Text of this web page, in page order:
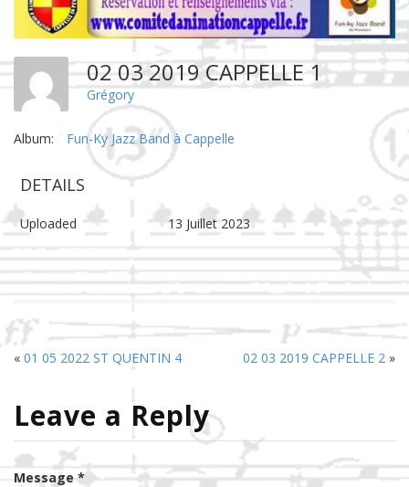
02 03 2019 CAPPELLE 1
Grégory
Album: Fun-Ky Jazz Band à Cappelle
DETAILS
Uploaded 13 Juillet 2023
« 01 05 2022 ST QUENTIN 4 02 03 2019 CAPPELLE 2 »
Leave a Reply
Message *